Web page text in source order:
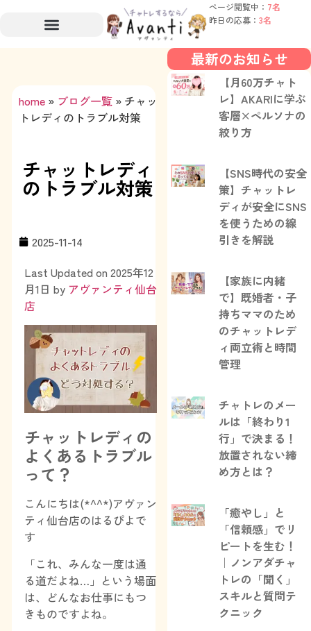
ページ閲覧中： 7名
昨日の応募： 3名
home » ブログ一覧 » チャッ
トレディのトラブル対策
チャットレディ
のトラブル対策
2025-11-14
Last Updated on 2025年12
月1日 by アヴァンティ仙台
店
チャットレディの
よくあるトラブル
って？
こんにちは(*^^*)アヴァン
ティ仙台店のはるぴよで
す
「これ、みんな一度は通
る道だよね…」という場面
は、どんなお仕事にもつ
きものですよね。
最新のお知らせ
【月60万チャト
レ】AKARIに学ぶ
客層×ペルソナの
絞り方
【SNS時代の安全
策】チャットレ
ディが安全にSNS
を使うための線
引きを解説
【家族に内緒
で】既婚者・子
持ちママのため
のチャットレデ
ィ両立術と時間
管理
チャトレのメー
ルは「終わり1
行」で決まる！
放置されない締
め方とは？
「癒やし」と
「信頼感」でリ
ピートを生む！
｜ノンアダチャ
トレの「聞く」
スキルと質問テ
クニック